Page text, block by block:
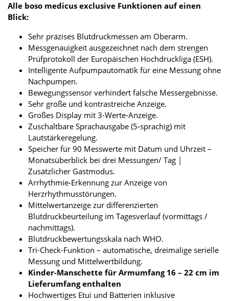
Alle boso medicus exclusive Funktionen auf einen
Blick:
Sehr präzises Blutdruckmessen am Oberarm.
Messgenauigkeit ausgezeichnet nach dem strengen
Prüfprotokoll der Europäischen Hochdruckliga (ESH).
Intelligente Aufpumpautomatik für eine Messung ohne
Nachpumpen.
Bewegungssensor verhindert falsche Messergebnisse.
Sehr große und kontrastreiche Anzeige.
Großes Display mit 3-Werte-Anzeige.
Zuschaltbare Sprachausgabe (5-sprachig) mit
Lautstärkeregelung.
Speicher für 90 Messwerte mit Datum und Uhrzeit –
Monatsüberblick bei drei Messungen/ Tag |
Zusätzlicher Gastmodus.
Arrhythmie-Erkennung zur Anzeige von
Herzrhythmusstörungen.
Mittelwertanzeige zur differenzierten
Blutdruckbeurteilung im Tagesverlauf (vormittags /
nachmittags).
Blutdruckbewertungsskala nach WHO.
Tri-Check-Funktion – automatische, dreimalige serielle
Messung und Mittelwertbildung.
Kinder-Manschette für Armumfang 16 – 22 cm im
Lieferumfang enthalten
Hochwertiges Etui und Batterien inklusive